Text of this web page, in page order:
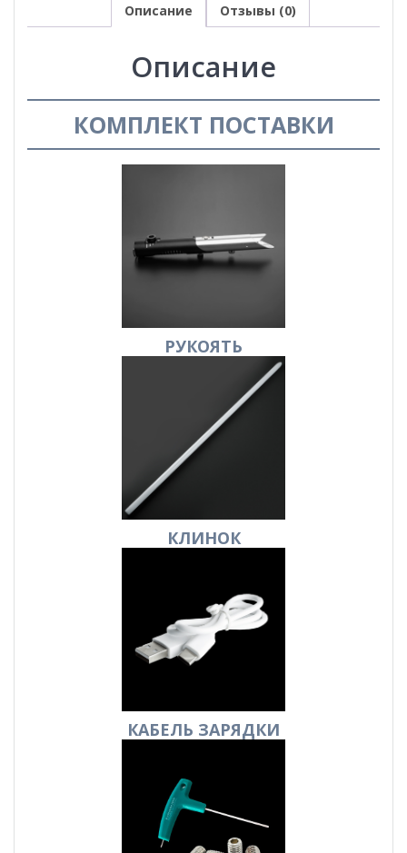
Описание Отзывы (0)
Описание
КОМПЛЕКТ ПОСТАВКИ
РУКОЯТЬ
КЛИНОК
КАБЕЛЬ ЗАРЯДКИ